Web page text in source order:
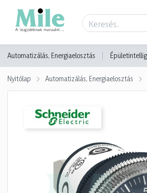
Automatizálás, Energiaelosztás
Nyitólap Automatizálás, Energiaelosztás
Termék adatlap